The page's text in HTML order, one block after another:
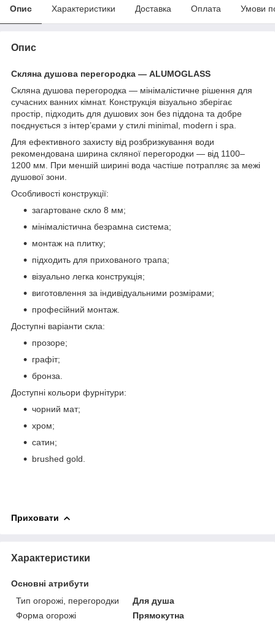
Опис Характеристики Доставка Оплата Умови
Опис
Скляна душова перегородка — ALUMOGLASS
Скляна душова перегородка — мінімалістичне рішення для
сучасних ванних кімнат. Конструкція візуально зберігає
простір, підходить для душових зон без піддона та добре
поєднується з інтер’єрами у стилі minimal, modern і spa.
Для ефективного захисту від розбризкування води
рекомендована ширина скляної перегородки — від 1100–
1200 мм. При меншій ширині вода частіше потрапляє за межі
душової зони.
Особливості конструкції:
загартоване скло 8 мм;
мінімалістична безрамна система;
монтаж на плитку;
підходить для прихованого трапа;
візуально легка конструкція;
виготовлення за індивідуальними розмірами;
професійний монтаж.
Доступні варіанти скла:
прозоре;
графіт;
бронза.
Доступні кольори фурнітури:
чорний мат;
хром;
сатин;
brushed gold.
Приховати
Характеристики
Основні атрибути
Тип огорожі, перегородки
Для душа
Форма огорожі
Прямокутна